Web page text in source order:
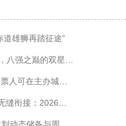
雄狮再踏征途”
之巅的双星陨落」**
办城市免费乘坐公交
世界杯北美赛区技术前瞻
与周期迭代模型研究”